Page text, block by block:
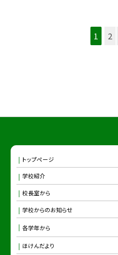
1 2
トップページ
学校紹介
校長室から
学校からのお知らせ
各学年から
ほけんだより